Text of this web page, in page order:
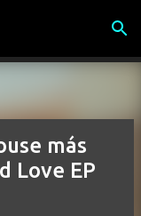
más
Love EP